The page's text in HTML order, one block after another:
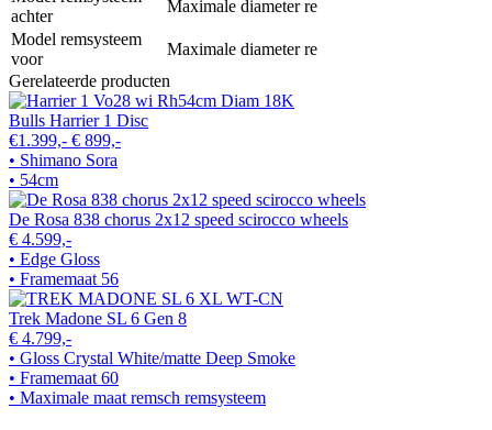
achter
Maximale diameter re
Model remsysteem
voor
Maximale diameter re
Gerelateerde producten
Bulls Harrier 1 Disc
€1.399,- € 899,-
• Shimano Sora
• 54cm
De Rosa 838 chorus 2x12 speed scirocco wheels
€ 4.599,-
• Edge Gloss
• Framemaat 56
Trek Madone SL 6 Gen 8
€ 4.799,-
• Gloss Crystal White/matte Deep Smoke
• Framemaat 60
• Maximale maat remsch remsysteem